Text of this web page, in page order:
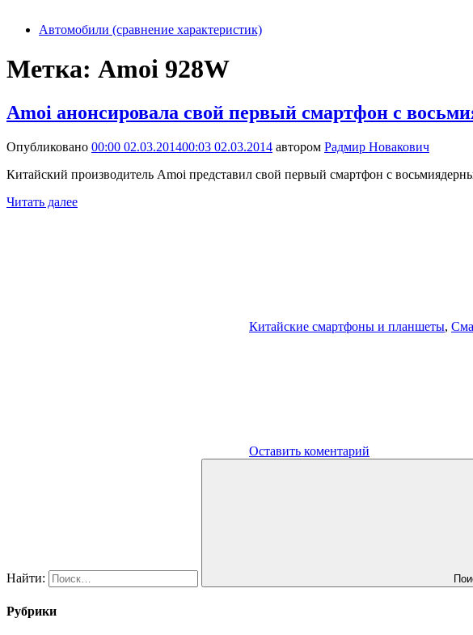
Автомобили (сравнение характеристик)
Метка: Amoi 928W
Amoi анонсировала свой первый смартфон с
Опубликовано 00:00 02.03.201400:03 02.03.2014 автором Радмир Новакович
Китайский производитель Amoi представил свой первый смартфон с
Читать далее
Китайские смартфоны и планшеты,
Оставить коментарий
Найти:
Рубрики